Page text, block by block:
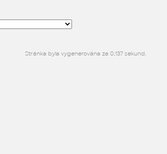
Stránka byla vygenerována za 0,137 sekund.